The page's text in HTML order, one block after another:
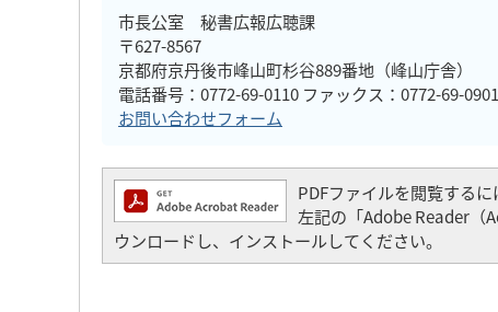
市長公室 秘書広報広聴課
〒627-8567
京都府京丹後市峰山町杉谷889番地（峰山庁舎）
電話番号：0772-69-0110 ファックス：0772-69-0901
お問い合わせフォーム
PDFファイルを閲覧する
左記の「Adobe Reader（
ウンロードし、インストールしてください。